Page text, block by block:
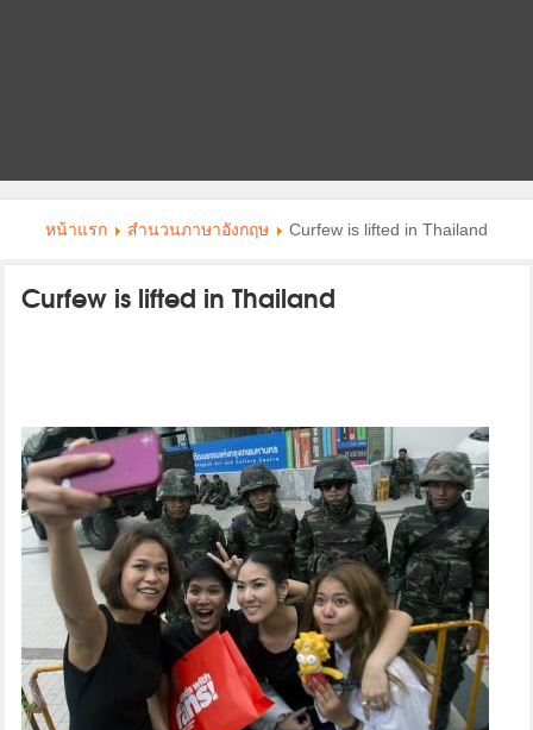
หน้าแรก สำนวนภาษาอังกฤษ Curfew is lifted in Thailand
Curfew is lifted in Thailand